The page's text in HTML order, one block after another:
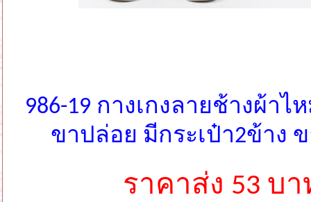
986-19 กางเกงลายช้างผ้าไ
ขาปล่อย มีกระเป๋า2ข้าง
ราคาส่ง 53 บา